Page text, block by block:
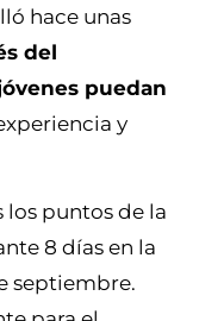
hace unas
del
puedan
y
los puntos de la
8 días en la
septiembre.